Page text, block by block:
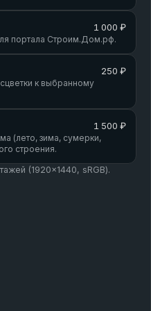
1 000 ₽
портала Строим.Дом.рф.
250 ₽
к выбранному
1 500 ₽
(лето, зима, сумерки,
строения.
(1920×1440, sRGB).